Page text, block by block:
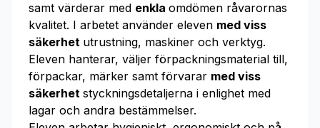
samt värderar med enkla omdömen råvarornas
kvalitet. I arbetet använder eleven med viss
säkerhet utrustning, maskiner och verktyg.
Eleven hanterar, väljer förpackningsmaterial till,
förpackar, märker samt förvarar med viss
säkerhet styckningsdetaljerna i enlighet med
lagar och andra bestämmelser.